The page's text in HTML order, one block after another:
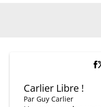
Carlier Libre !
Par Guy Carlier